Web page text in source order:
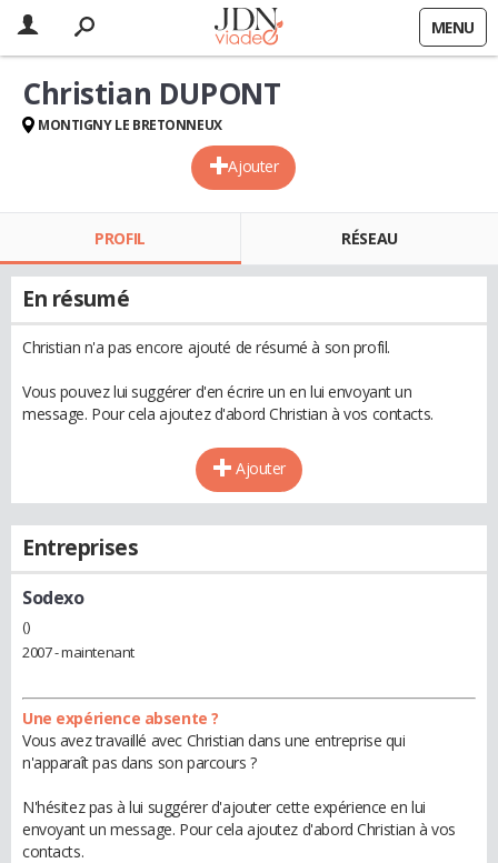
MENU
Ajouter
Christian DUPONT
MONTIGNY LE BRETONNEUX
PROFIL RÉSEAU
En résumé
Christian n'a pas encore ajouté de résumé à son profil.
Vous pouvez lui suggérer d'en écrire un en lui envoyant un
message. Pour cela ajoutez d'abord Christian à vos contacts.
Ajouter
Entreprises
Sodexo
()
2007 - maintenant
Une expérience absente ?
Vous avez travaillé avec Christian dans une entreprise qui
n'apparaît pas dans son parcours ?
N'hésitez pas à lui suggérer d'ajouter cette expérience en lui
envoyant un message. Pour cela ajoutez d'abord Christian à vos
contacts.